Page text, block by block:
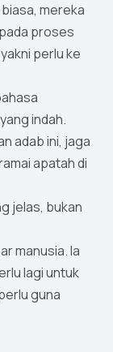
mereka
proses
perlu ke
indah.
adab ini, jaga
apatah di
jelas, bukan
manusia. Ia
lagi untuk
guna